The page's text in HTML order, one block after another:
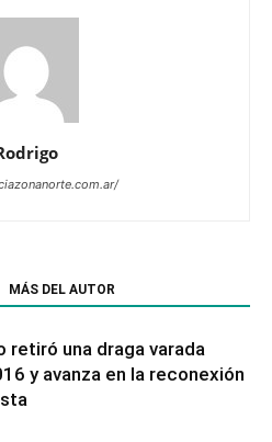
MÁS DEL AUTOR
retiró una draga varada
y avanza en la reconexión